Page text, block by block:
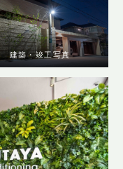
建築・竣工写真